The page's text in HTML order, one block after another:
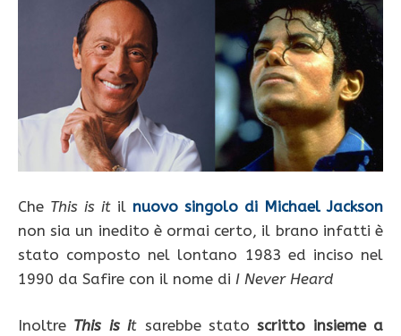
Che This is it il nuovo singolo di Michael Jackson
non sia un inedito è ormai certo, il brano infatti è
stato composto nel lontano 1983 ed inciso nel
1990 da Safire con il nome di I Never Heard
Inoltre This is it sarebbe statoscritto insieme a